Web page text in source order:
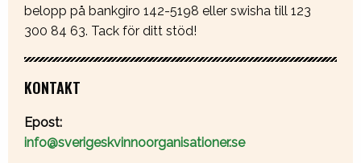
belopp på bankgiro 142-5198 eller swisha till 123
300 84 63. Tack för ditt stöd!
KONTAKT
Epost:
info@sverigeskvinnoorganisationer.se